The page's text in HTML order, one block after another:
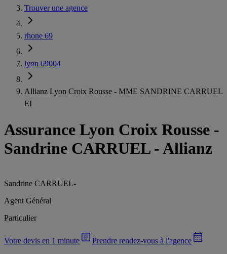
Trouver une agence
rhone 69
lyon 69004
Allianz Lyon Croix Rousse - MME SANDRINE CARRUEL
EI
Assurance Lyon Croix Rousse -
Sandrine CARRUEL - Allianz
Sandrine CARRUEL-
Agent Général
Particulier
Votre devis en 1 minute Prendre rendez-vous à l'agence